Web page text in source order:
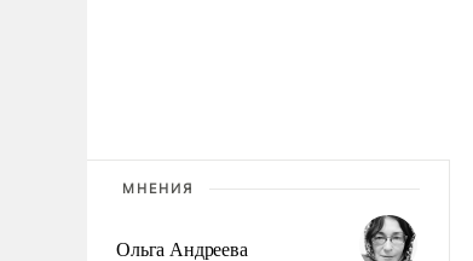
МНЕНИЯ
Ольга Андреева